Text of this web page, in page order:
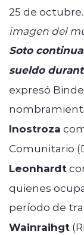
25 de octubre.
imagen del
Soto
sueldo
expresó
Inostroza
Comunitario
Leonhardt
quienes
período de
Wainraihgt